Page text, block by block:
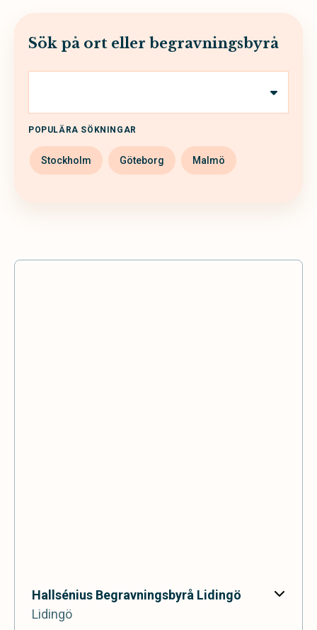
Sök på ort eller begravningsbyrå
POPULÄRA SÖKNINGAR
Stockholm Göteborg Malmö
Hallsénius Begravningsbyrå Lidingö
Lidingö